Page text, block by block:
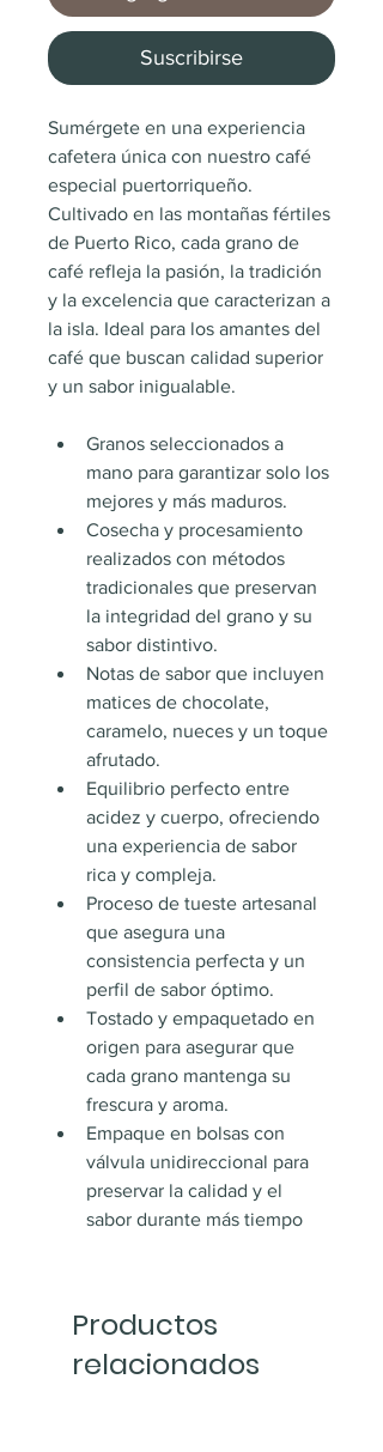
Suscribirse
Sumérgete en una experiencia
cafetera única con nuestro café
especial puertorriqueño.
Cultivado en las montañas fértiles
de Puerto Rico, cada grano de
café refleja la pasión, la tradición
y la excelencia que caracterizan a
la isla. Ideal para los amantes del
café que buscan calidad superior
y un sabor inigualable.
Granos seleccionados a
mano para garantizar solo los
mejores y más maduros.
Cosecha y procesamiento
realizados con métodos
tradicionales que preservan
la integridad del grano y su
sabor distintivo.
Notas de sabor que incluyen
matices de chocolate,
caramelo, nueces y un toque
afrutado.
Equilibrio perfecto entre
acidez y cuerpo, ofreciendo
una experiencia de sabor
rica y compleja.
Proceso de tueste artesanal
que asegura una
consistencia perfecta y un
perfil de sabor óptimo.
Tostado y empaquetado en
origen para asegurar que
cada grano mantenga su
frescura y aroma.
Empaque en bolsas con
válvula unidireccional para
preservar la calidad y el
sabor durante más tiempo
Productos
relacionados